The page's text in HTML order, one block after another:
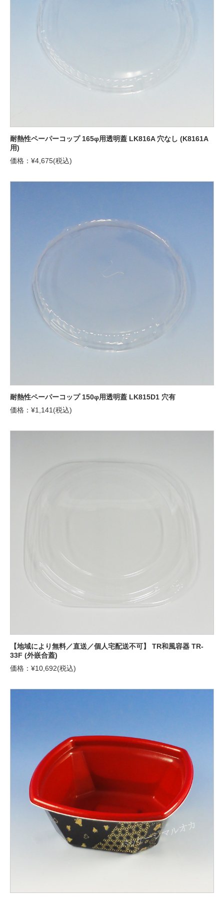
耐熱性ペーパーコップ 165φ用透明蓋 LK816A 穴なし (K8161A
用)
価格：¥4,675(税込)
耐熱性ペーパーコップ 150φ用透明蓋 LK815D1 穴有
価格：¥1,141(税込)
【地域により無料／直送／個人宅配送不可】 TR和風容器 TR-
33F (外嵌合蓋)
価格：¥10,692(税込)